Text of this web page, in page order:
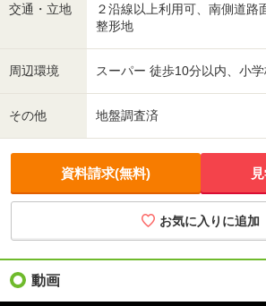
交通・立地
２沿線以上利用可、南側道路
整形地
周辺環境 スーパー 徒歩10分以内、小
その他 地盤調査済
資料請求(無料)
お気に入りに追加
動画